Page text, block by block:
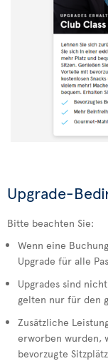
Upgrade-
Bitte beachten Sie:
Wenn eine
Upgrade für alle
Upgrades sind
gelten nur für den
Zusätzliche
erworben wurden,
bevorzugte